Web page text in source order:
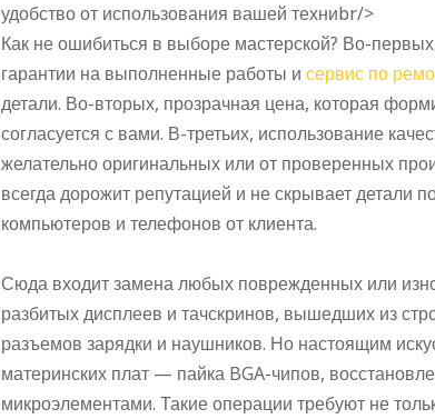
удобство от использования вашей техниbr/>
Как не ошибиться в выборе мастерской? Во-
гарантии на выполненные работы и сервис по
детали. Во-вторых, прозрачная цена, которая
согласуется с вами. В-третьих, использование
желательно оригинальных или от проверенных
всегда дорожит репутацией и не скрывает детали
компьютеров и телефонов от клиента.
Сюда входит замена любых поврежденных или
разбитых дисплеев и тачскринов, вышедших из
разъемов зарядки и наушников. Но настоящим
материнских плат — пайка BGA-чипов,
микроэлементами. Такие операции требуют не